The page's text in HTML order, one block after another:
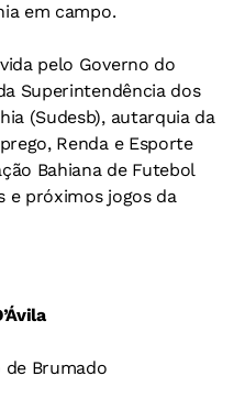
em campo.
pelo Governo do
Superintendência dos
(Sudesb), autarquia da
Renda e Esporte
Bahiana de Futebol
e próximos jogos da
de Brumado